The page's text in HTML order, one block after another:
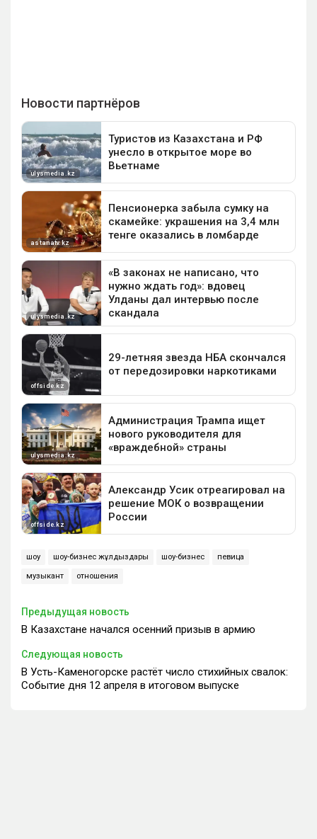
шоу шоу-бизнес жұлдыздары шоу-бизнес певица
музыкант отношения
Предыдущая новость
В Казахстане начался осенний призыв в армию
Следующая новость
В Усть-Каменогорске растёт число стихийных свалок:
Событие дня 12 апреля в итоговом выпуске